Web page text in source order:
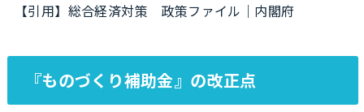
【引用】総合経済対策 政策ファイル｜内閣府
『ものづくり補助金』の改正点